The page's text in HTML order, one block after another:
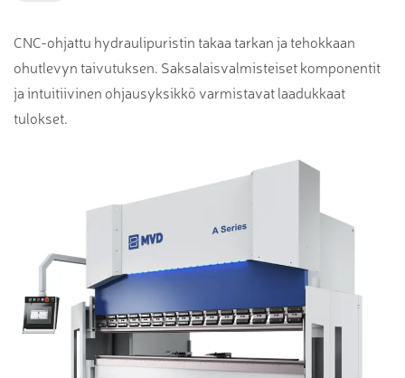
CNC-ohjattu hydraulipuristin takaa tarkan ja tehokkaan
ohutlevyn taivutuksen. Saksalaisvalmisteiset komponentit
ja intuitiivinen ohjausyksikkö varmistavat laadukkaat
tulokset.